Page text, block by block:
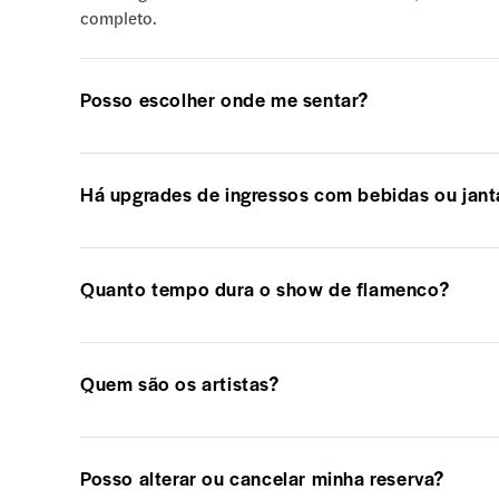
completo.
Posso escolher onde me sentar?
Há upgrades de ingressos com bebidas ou
Quanto tempo dura o show de flamenco?
Quem são os artistas?
Posso alterar ou cancelar minha reserva?